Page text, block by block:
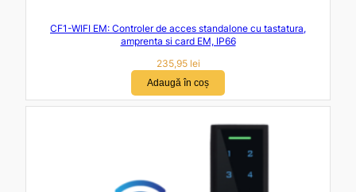
CF1-WIFI EM: Controler de acces standalone cu tastatura,
amprenta si card EM, IP66
235,95 lei
Adaugă în coș